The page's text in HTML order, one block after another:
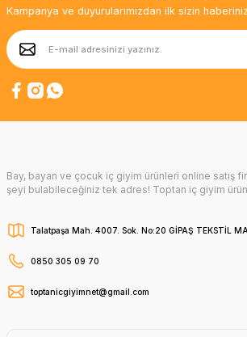
Kampanya ve duyurularımızdan ilk sizin
Bay, bayan ve çocuk iç giyim ürünleri online satış
şeyi bulabileceğiniz tek adres! Toptan iç giyim
Talatpaşa Mah. 4007. Sok. No:20 GİPAŞ TEKSTİL
0850 305 09 70
toptanicgiyimnet@gmail.com